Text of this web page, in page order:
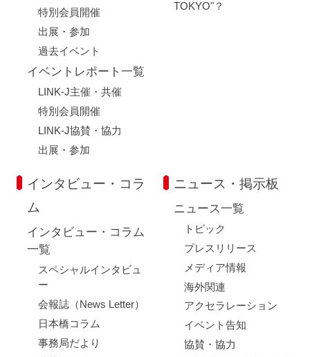
特別会員開催
出展・参加
過去イベント
イベントレポート一覧
LINK-J主催・共催
特別会員開催
LINK-J協賛・協力
出展・参加
TOKYO"？
インタビュー・コラ
ム
インタビュー・コラム
一覧
スペシャルインタビュ
ー
会報誌（News Letter）
日本橋コラム
事務局だより
ニュース・掲示板
ニュース一覧
トピック
プレスリリース
メディア情報
海外関連
アクセラレーション
イベント告知
協賛・協力